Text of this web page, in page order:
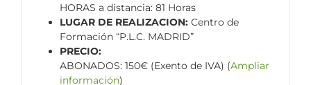
HORAS a distancia: 81 Horas
LUGAR DE REALIZACION: Centro de
Formación “P.L.C. MADRID”
PRECIO:
ABONADOS: 150€ (Exento de IVA) (Ampliar
información)